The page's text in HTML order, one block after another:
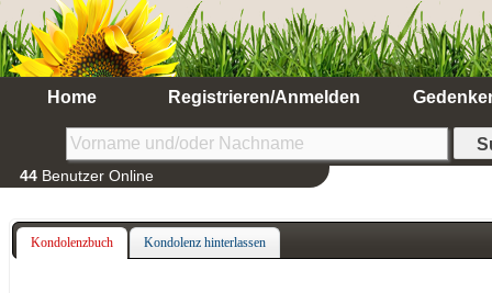
Home Registrieren/Anmelden
44 Benutzer Online
Kondolenzbuch Kondolenz hinterlassen